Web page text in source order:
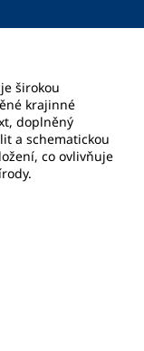
širokou
krajinné
doplněný
a schematickou
co ovlivňuje